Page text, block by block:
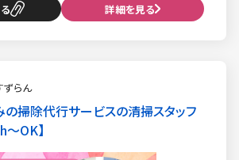
詳細を見る
らん
掃除代行サービスの清掃スタッフ
〜OK